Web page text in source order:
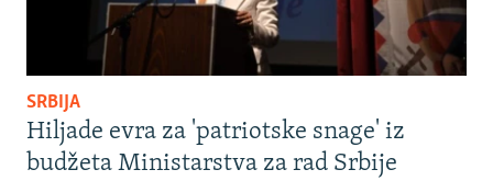
SRBIJA
Hiljade evra za 'patriotske snage' iz
budžeta Ministarstva za rad Srbije